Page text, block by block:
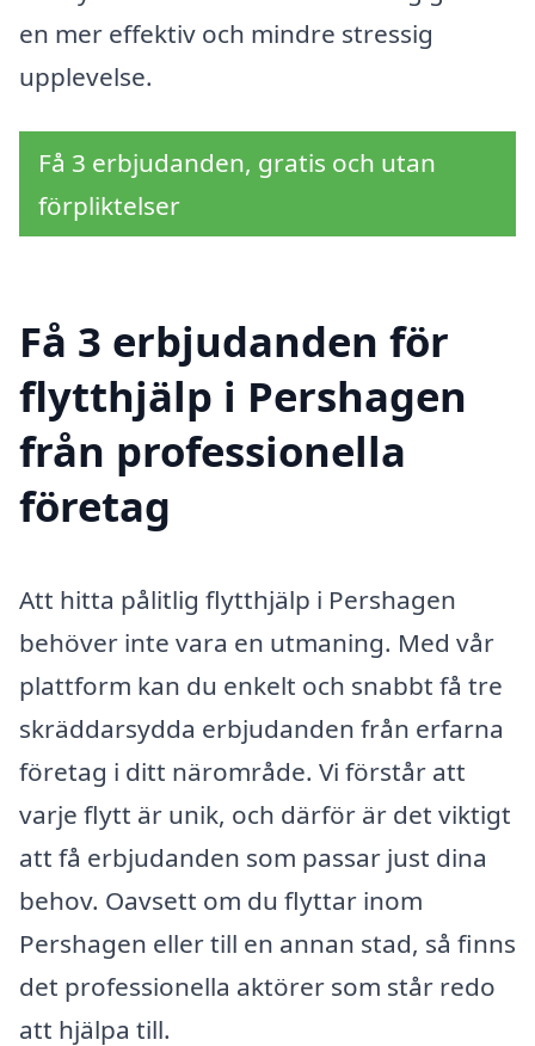
en mer effektiv och mindre stressig
upplevelse.
Få 3 erbjudanden, gratis och utan
förpliktelser
Få 3 erbjudanden för
flytthjälp i Pershagen
från professionella
företag
Att hitta pålitlig flytthjälp i Pershagen
behöver inte vara en utmaning. Med vår
plattform kan du enkelt och snabbt få tre
skräddarsydda erbjudanden från erfarna
företag i ditt närområde. Vi förstår att
varje flytt är unik, och därför är det viktigt
att få erbjudanden som passar just dina
behov. Oavsett om du flyttar inom
Pershagen eller till en annan stad, så finns
det professionella aktörer som står redo
att hjälpa till.